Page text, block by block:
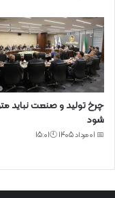
چرخ تولید و صنعت نباید
شود
📅 01 مرداد 1405 🕙15:01